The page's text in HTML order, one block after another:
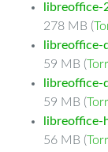
libreoffice-
278 MB (
libreoffice-
59 MB (
libreoffice-
59 MB (
libreoffice-
56 MB (